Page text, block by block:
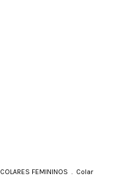
COLARES FEMININOS . Colar